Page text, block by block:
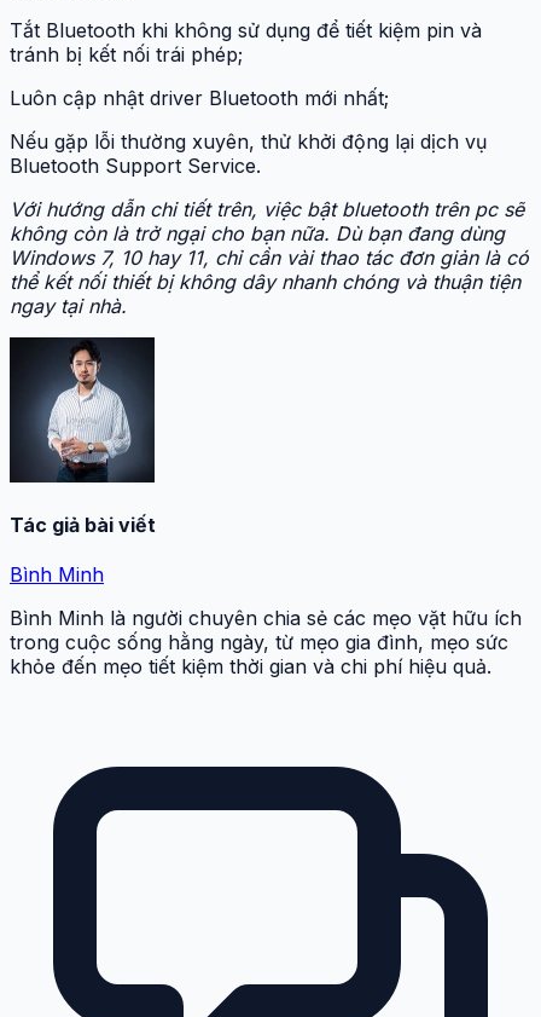
Tắt Bluetooth khi không sử dụng để tiết kiệm pin và
tránh bị kết nối trái phép;
Luôn cập nhật driver Bluetooth mới nhất;
Nếu gặp lỗi thường xuyên, thử khởi động lại dịch vụ
Bluetooth Support Service.
Với hướng dẫn chi tiết trên, việc bật bluetooth trên pc sẽ
không còn là trở ngại cho bạn nữa. Dù bạn đang dùng
Windows 7, 10 hay 11, chỉ cần vài thao tác đơn giản là có
thể kết nối thiết bị không dây nhanh chóng và thuận tiện
ngay tại nhà.
Tác giả bài viết
Bình Minh
Bình Minh là người chuyên chia sẻ các mẹo vặt hữu ích
trong cuộc sống hằng ngày, từ mẹo gia đình, mẹo sức
khỏe đến mẹo tiết kiệm thời gian và chi phí hiệu quả.